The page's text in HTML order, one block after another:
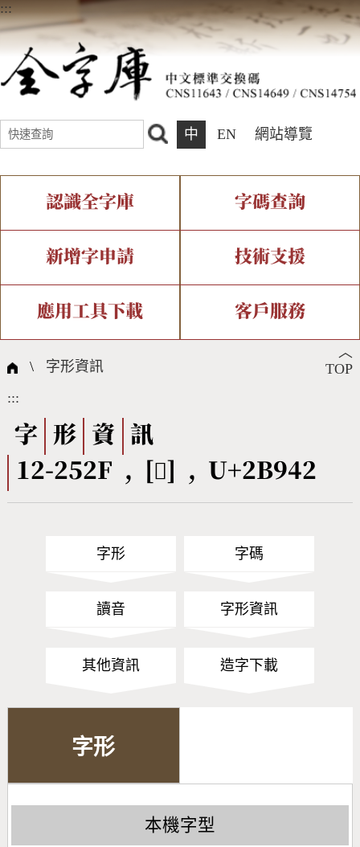
:::
中 EN 網站導覽
認識全字庫
全字庫介紹 全字庫現況
中文碼介紹 專有名詞介紹
國際字碼相關組織
字碼查詢
IDS查詢 部件查詢
複合查詢 注音查詢
筆畫查詢
筆順序查詢
CNS查詢 Unicode查詢
新增字申請
新字申請處理流程
技術支援
字形即時顯示 造字解決方案
全字庫授權 轉碼Web Service
應用工具下載
個人電腦造字處理工具
字形下載
客戶服務
問題集
熱門查詢統計
︿
TOP
\ 字形資訊
:::
字 形 資
訊
12-252F , [𫥂] , U+2B942
字形 字碼
讀音 字形資訊
其他資訊 造字下載
字形
本機字型